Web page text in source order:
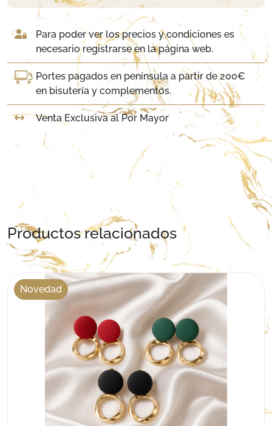
Para poder ver los precios y condiciones es
necesario registrarse en la página web.
Portes pagados en península a partir de 200€
en bisutería y complementos.
Venta Exclusiva al Por Mayor
Productos relacionados
Novedad